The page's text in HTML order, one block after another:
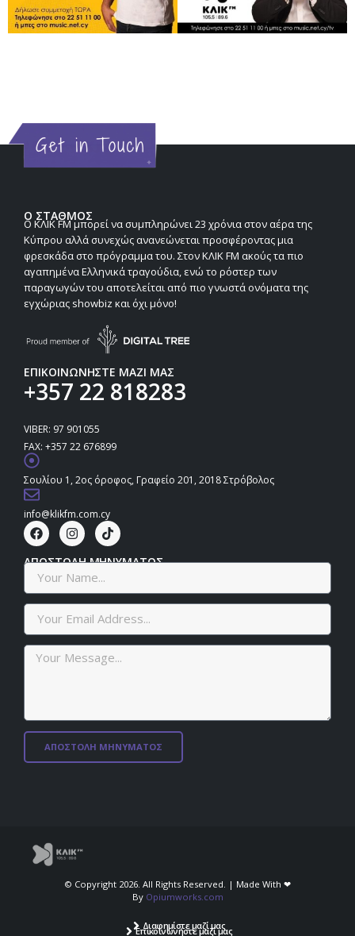
Ο ΣΤΑΘΜΟΣ
Ο KΛΙΚ FM μπορεί να συμπληρώνει 23 χρόνια στον αέρα της
Κύπρου αλλά συνεχώς ανανεώνεται προσφέροντας μια
φρεσκάδα στο πρόγραμμα του. Στον ΚΛΙΚ FM ακούς τα πιο
αγαπημένα Ελληνικά τραγούδια, ενώ το ρόστερ των
παραγωγών του αποτελείται από πιο γνωστά ονόματα της
εγχώριας showbiz και όχι μόνο!
ΕΠΙΚΟΙΝΩΝΗΣΤΕ ΜΑΖΙ ΜΑΣ
+357 22 818283
VIBER: 97 901055
FAX: +357 22 676899
Σουλίου 1, 2ος όροφος, Γραφείο 201, 2018 Στρόβολος
info@klikfm.com.cy
ΑΠΟΣΤΟΛΗ ΜΗΝΥΜΑΤΟΣ
ΑΠΟΣΤΟΛΗ ΜΗΝΥΜΑΤΟΣ
© Copyright 2026. All Rights Reserved. | Made With ❤︎⁠
By Opiumworks.com
Διαφημίστε μαζί μας
Επικοινωνήστε μαζί μας